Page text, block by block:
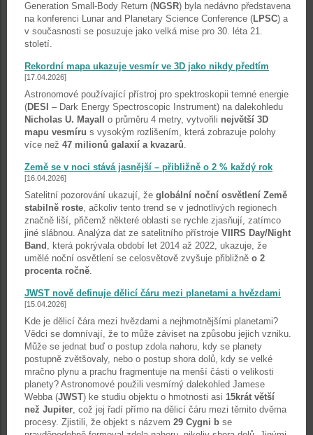
Generation Small-Body Return (NGSR) byla nedávno představena
na konferenci Lunar and Planetary Science Conference (LPSC) a
v současnosti se posuzuje jako velká mise pro 30. léta 21.
století.
Rekordní mapa ukazuje vesmír ve 3D jako nikdy předtím
[17.04.2026]
Astronomové používající přístroj pro spektroskopii temné energie
(DESI – Dark Energy Spectroscopic Instrument) na dalekohledu
Nicholas U. Mayall
o průměru 4 metry, vytvořili největší 3D
mapu vesmíru s vysokým rozlišením, která zobrazuje polohy
více než 47 milionů galaxií a kvazarů.
Země se v noci stává jasnější – přibližně o 2 % každý rok
[16.04.2026]
Satelitní pozorování ukazují, že globální noční osvětlení Země
stabilně roste, ačkoliv tento trend se v jednotlivých regionech
značně liší, přičemž některé oblasti se rychle zjasňují, zatímco
jiné slábnou. Analýza dat ze satelitního přístroje VIIRS Day/Night
Band , která pokrývala období let 2014 až 2022, ukazuje, že
umělé noční osvětlení se celosvětově zvyšuje přibližně o 2
procenta ročně.
JWST nově definuje dělicí čáru mezi planetami a hvězdami
[15.04.2026]
Kde je dělicí čára mezi hvězdami a nejhmotnějšími planetami?
Vědci se domnívají, že to může záviset na způsobu jejich vzniku.
Může se jednat buď o postup zdola nahoru, kdy se planety
postupně zvětšovaly, nebo o postup shora dolů, kdy se velké
mračno plynu a prachu fragmentuje na menší části o velikosti
planety? Astronomové použili vesmírný dalekohled Jamese
Webba (JWST) ke studiu objektu o hmotnosti asi 15krát větší
než Jupiter, což jej řadí přímo na dělicí čáru mezi těmito dvěma
procesy. Zjistili, že objekt s názvem 29 Cygni b se